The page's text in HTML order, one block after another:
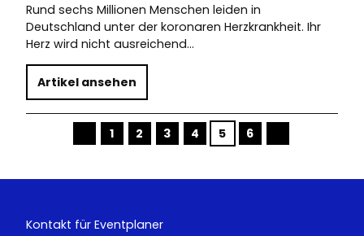
Rund sechs Millionen Menschen leiden in
Deutschland unter der koronaren Herzkrankheit. Ihr
Herz wird nicht ausreichend…
Artikel ansehen
o
e
g
e
1 2 3 4 5 6
ä
s
Kontakt für Eventplaner